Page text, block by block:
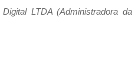
LTDA (Administradora da